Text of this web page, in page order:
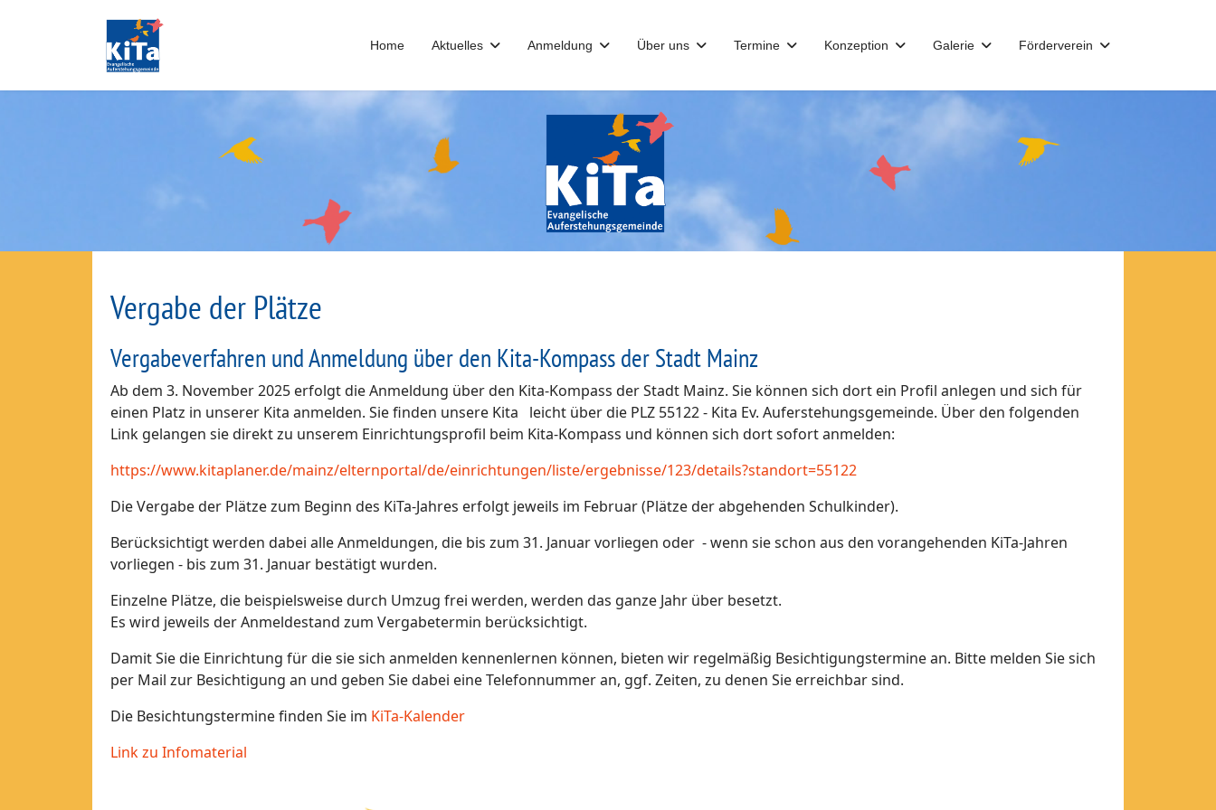
Home Aktuelles Anmeldung Über uns Termine Konzeption Galerie Förderverein
Vergabe der Plätze
Vergabeverfahren und Anmeldung über den Kita-Kompass der Stadt Mainz
Ab dem 3. November 2025 erfolgt die Anmeldung über den Kita-Kompass der Stadt Mainz. Sie können sich dort ein Profil anlegen und sich für
einen Platz in unserer Kita anmelden. Sie finden unsere Kita leicht über die PLZ 55122 - Kita Ev. Auferstehungsgemeinde. Über den folgenden
Link gelangen sie direkt zu unserem Einrichtungsprofil beim Kita-Kompass und können sich dort sofort anmelden:
https://www.kitaplaner.de/mainz/elternportal/de/einrichtungen/liste/ergebnisse/123/details?standort=55122
Die Vergabe der Plätze zum Beginn des KiTa-Jahres erfolgt jeweils im Februar (Plätze der abgehenden Schulkinder).
Berücksichtigt werden dabei alle Anmeldungen, die bis zum 31. Januar vorliegen oder - wenn sie schon aus den vorangehenden KiTa-Jahren
vorliegen - bis zum 31. Januar bestätigt wurden.
Einzelne Plätze, die beispielsweise durch Umzug frei werden, werden das ganze Jahr über besetzt.
Es wird jeweils der Anmeldestand zum Vergabetermin berücksichtigt.
Damit Sie die Einrichtung für die sie sich anmelden kennenlernen können, bieten wir regelmäßig Besichtigungstermine an. Bitte melden Sie sich
per Mail zur Besichtigung an und geben Sie dabei eine Telefonnummer an, ggf. Zeiten, zu denen Sie erreichbar sind.
Die Besichtungstermine finden Sie im KiTa-Kalender
Link zu Infomaterial